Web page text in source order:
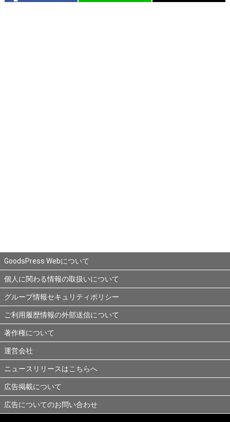
GoodsPress Webについて
個人に関わる情報の取扱いについて
グループ情報セキュリティポリシー
ご利用履歴情報の外部送信について
著作権について
運営会社
ニュースリリースはこちらへ
広告掲載について
広告についてのお問い合わせ